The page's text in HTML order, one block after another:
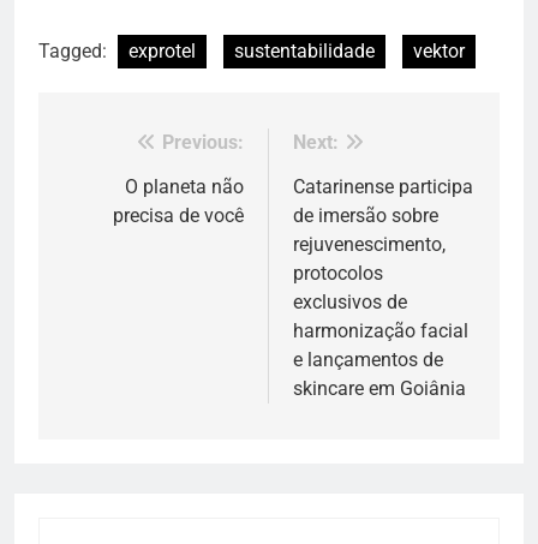
Tagged: exprotel sustentabilidade vektor
Navegação
Post
Previous:
O planeta não
precisa de você
Next:
Catarinense participa
de imersão sobre
rejuvenescimento,
protocolos
exclusivos de
harmonização facial
e lançamentos de
skincare em Goiânia